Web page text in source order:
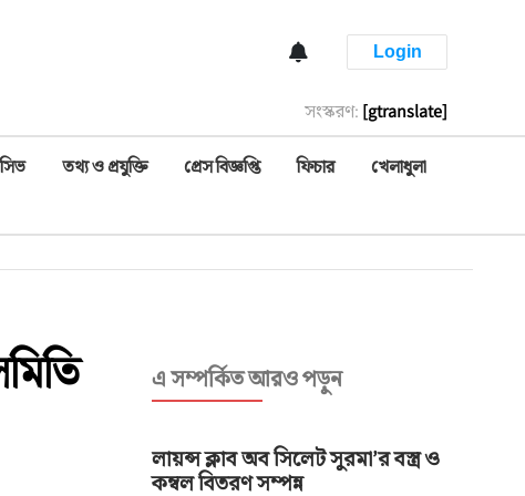
Login
সংস্করণ: [gtranslate]
তথ্য ও প্রযুক্তি প্রেস বিজ্ঞপ্তি ফিচার
খেলাধুলা
এ সম্পর্কিত আরও পড়ুন
লায়ন্স ক্লাব অব সিলেট সুরমা’র বস্ত্র ও
কম্বল বিতরণ সম্পন্ন